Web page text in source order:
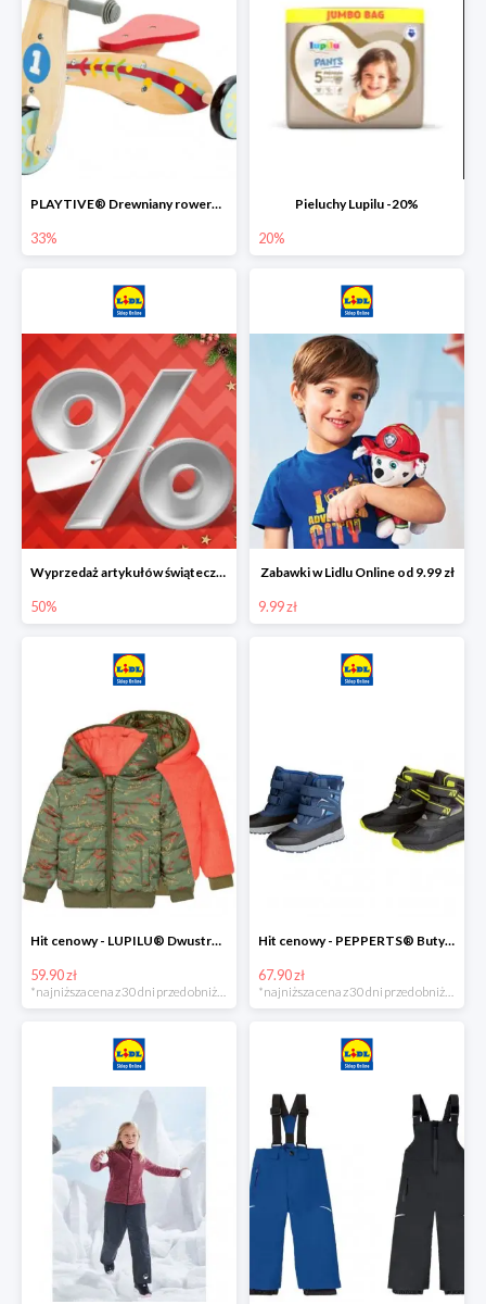
PLAYTIVE® Drewniany rowerek biegowy -33%
33%
Pieluchy Lupilu -20%
20%
Wyprzedaż artykułów świątecznych w Lidlu Online
50%
Zabawki w Lidlu Online od 9.99 zł
9.99 zł
Hit cenowy - LUPILU® Dwustronna kurtka dziecięca z polarem
59.90 zł
*najniższa cena z 30 dni przed obniżką
Hit cenowy - PEPPERTS® Buty zimowe chłopięce
67.90 zł
*najniższa cena z 30 dni przed obniżką